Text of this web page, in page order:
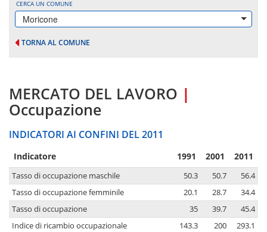
CERCA UN COMUNE
Moricone
TORNA AL COMUNE
MERCATO DEL LAVORO |
Occupazione
INDICATORI AI CONFINI DEL 2011
Indicatore 1991 2001 2011
Tasso di occupazione maschile 50.3 50.7
56.4
Tasso di occupazione femminile
20.1 28.7
34.4
Tasso di occupazione
35 39.7
45.4
Indice di ricambio occupazionale
143.3 200
293.1